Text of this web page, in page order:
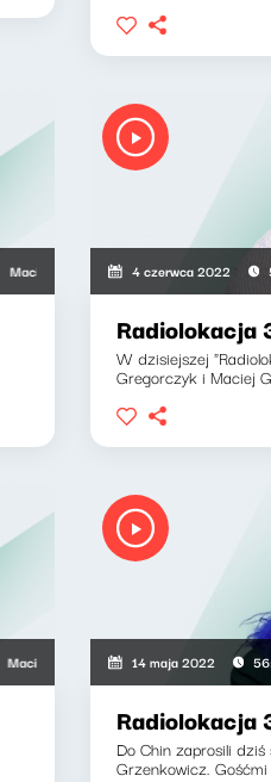
Maciej Grzenkowicz, Barbara Gregorczyk
4 czerwca 2022
Radiolokacja
W dzisiejszej
Gregorczyk i Maciej
Grzenkowicz, Barbara Gregorczyk
14 maja 2022
Radiolokacja
Do Chin zaprosili
Grzenkowicz.